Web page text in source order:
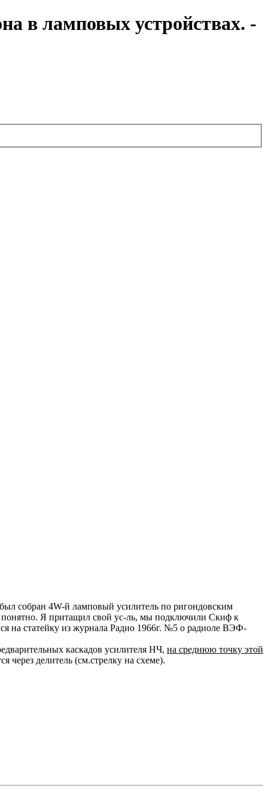
в ламповых устройствах. -
собран 4W-й ламповый усилитель по ригондовским
Я притащил свой ус-ль, мы подключили Скиф к
на статейку из журнала Радио 1966г. №5 о радиоле ВЭФ-
каскадов усилителя НЧ, на среднюю точку этой
через делитель (см.стрелку на схеме).